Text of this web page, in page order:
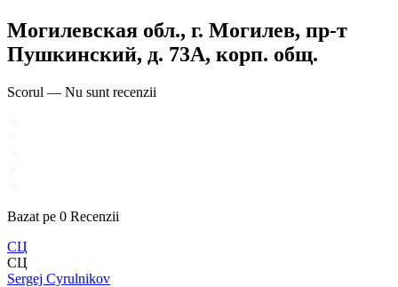
Могилевская обл., г. Могилев, пр-т
Пушкинский, д. 73А, корп. общ.
Scorul — Nu sunt recenzii
Bazat pe 0 Recenzii
СЦ
СЦ
Sergej Cyrulnikov